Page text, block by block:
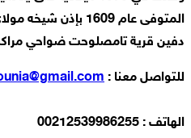
المتوفى عام 1609
دفين قرية تامصلوحت ضواحي
للتواصل معنا :
الهاتف : 00212539986255